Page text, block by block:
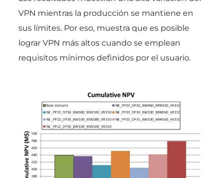
VPN mientras la producción se mantiene en
sus límites. Por eso, muestra que es posible
lograr VPN más altos cuando se emplean
requisitos mínimos definidos por el usuario.